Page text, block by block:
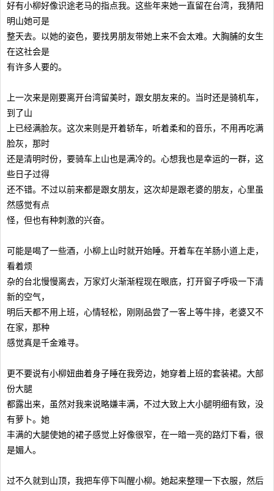
好有小柳好像识途老马的指点我。这些年来她一直留在台湾，我猜阳
明山她可是
整天去。以她的姿色，要找男朋友带她上来不会太难。大胸脯的女生
在这社会是
有许多人要的。
上一次来是刚要离开台湾留美时，跟女朋友来的。当时还是骑机车，
到了山
上已经满脸灰。这次来则是开着轿车，听着柔和的音乐，不用再吃满
脸灰，那时
还是清明时份，要骑车上山也是满冷的。心想我也是幸运的一群，这
些日子过得
还不错。不过以前来都是跟女朋友，这次却是跟老婆的朋友，心里虽
然感觉有点
怪，但也有种刺激的兴奋。
可能是喝了一些酒，小柳上山时就开始睡。开着车在羊肠小道上走，
看着烦
杂的台北慢慢离去，万家灯火渐渐程现在眼底，打开窗子呼吸一下清
新的空气，
明后天都不用上班，心情轻松，刚刚品尝了一客上等牛排，老婆又不
在家，那种
感觉真是千金难寻。
更不要说有小柳妞曲着身子睡在我旁边，她穿着上班的套装裙。大部
份大腿
都露出来，虽然对我来说略嫌丰满，不过大致上大小腿明细有致，没
有萝卜。她
丰满的大腿使她的裙子感觉上好像很窄，在一暗一亮的路灯下看，很
是媚人。
过不久就到山顶，我把车停下叫醒小柳。她起来整理一下衣服，然后